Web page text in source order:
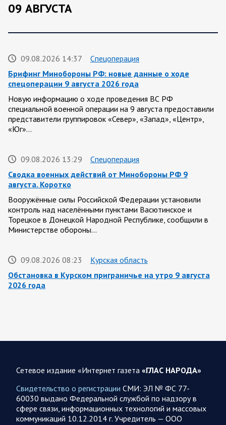
09 АВГУСТА
09.08.2026 14:37
Спецоперация
Брифинг Минобороны РФ: новые данные о ходе
спецоперации 9 августа 2026 года
Новую информацию о ходе проведения ВС РФ
специальной военной операции на 9 августа предоставили
представители группировок «Север», «Запад», «Центр»,
«Юг»…
09.08.2026 13:29
Спецоперация
Сводка военных действий от Минобороны РФ 9
августа. Коротко
Вооружённые силы Российской Федерации установили
контроль над населёнными пунктами Васютинское и
Торецкое в Донецкой Народной Республике, сообщили в
Министерстве обороны…
09.08.2026 08:23
Курская область
Обстановка в Курском приграничье на утро 9 августа
2026 года
08.08.2026 20:10
Украина
Олег Царев об Украине 8 августа
Сетевое издание «Интернет газета «ГЛАС НАРОДА»
Свидетельство о регистрации СМИ: ЭЛ № ФС 77-
60030 выдано Федеральной службой по надзору в
сфере связи, информационных технологий и массовых
коммуникаций 10.12.2014 г. Учредитель — ООО